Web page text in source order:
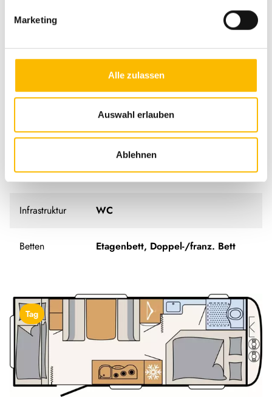
Marketing
Alle zulassen
Auswahl erlauben
Ablehnen
Grundrissbeschreibung
Etagenbett, Doppel-/franz. Bett ab 5 Schlafplätze
Schlafplätze 5
Sitzgruppe Seitensitzgruppe
Infrastruktur WC
Betten Etagenbett, Doppel-/franz. Bett
Tag